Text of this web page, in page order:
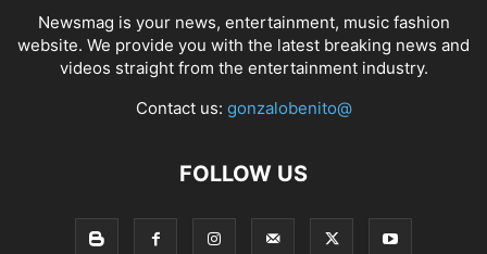
Newsmag is your news, entertainment, music fashion
website. We provide you with the latest breaking news and
videos straight from the entertainment industry.
Contact us: gonzalobenito@
FOLLOW US